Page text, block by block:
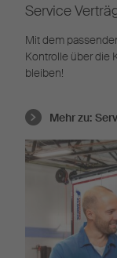
Service
Mit dem
Kontrolle über die
bleiben!
Mehr zu: